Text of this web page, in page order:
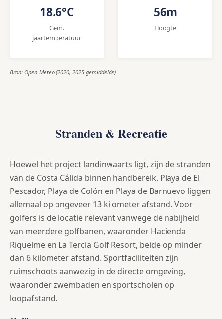
18.6°C
Gem.
jaartemperatuur
56m
Hoogte
Bron: Open-Meteo (2020, 2025 gemiddelde)
Stranden & Recreatie
Hoewel het project landinwaarts ligt, zijn de stranden
van de Costa Cálida binnen handbereik. Playa de El
Pescador, Playa de Colón en Playa de Barnuevo liggen
allemaal op ongeveer 13 kilometer afstand. Voor
golfers is de locatie relevant vanwege de nabijheid
van meerdere golfbanen, waaronder Hacienda
Riquelme en La Tercia Golf Resort, beide op minder
dan 6 kilometer afstand. Sportfaciliteiten zijn
ruimschoots aanwezig in de directe omgeving,
waaronder zwembaden en sportscholen op
loopafstand.